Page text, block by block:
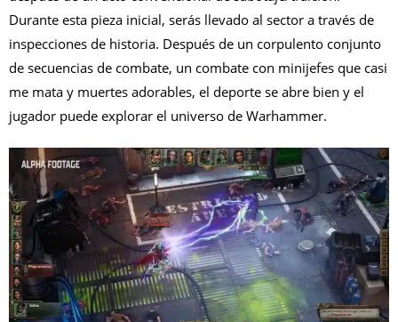
Durante esta pieza inicial, serás llevado al sector a través de
inspecciones de historia. Después de un corpulento conjunto
de secuencias de combate, un combate con minijefes que casi
me mata y muertes adorables, el deporte se abre bien y el
jugador puede explorar el universo de Warhammer.